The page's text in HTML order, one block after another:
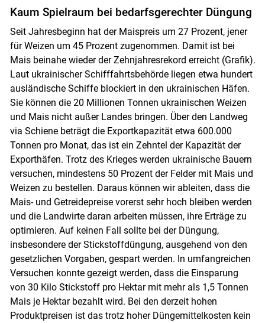
Kaum Spielraum bei bedarfsgerechter Düngung
Seit Jahresbeginn hat der Maispreis um 27 Prozent, jener
für Weizen um 45 Prozent zugenommen. Damit ist bei
Mais beinahe wieder der Zehnjahresrekord erreicht (Grafik).
Laut ukrainischer Schifffahrtsbehörde liegen etwa hundert
ausländische Schiffe blockiert in den ukrainischen Häfen.
Sie können die 20 Millionen Tonnen ukrainischen Weizen
und Mais nicht außer Landes bringen. Über den Landweg
via Schiene beträgt die Exportkapazität etwa 600.000
Tonnen pro Monat, das ist ein Zehntel der Kapazität der
Exporthäfen. Trotz des Krieges werden ukrainische Bauern
versuchen, mindestens 50 Prozent der Felder mit Mais und
Weizen zu bestellen. Daraus können wir ableiten, dass die
Mais- und Getreidepreise vorerst sehr hoch bleiben werden
und die Landwirte daran arbeiten müssen, ihre Erträge zu
optimieren. Auf keinen Fall sollte bei der Düngung,
insbesondere der Stickstoffdüngung, ausgehend von den
gesetzlichen Vorgaben, gespart werden. In umfangreichen
Versuchen konnte gezeigt werden, dass die Einsparung
von 30 Kilo Stickstoff pro Hektar mit mehr als 1,5 Tonnen
Mais je Hektar bezahlt wird. Bei den derzeit hohen
Produktpreisen ist das trotz hoher Düngemittelkosten kein